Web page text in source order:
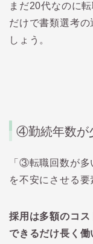
まだ20代なのに
だけで書類選考
しょう。
④勤続年数が
「 ③転職回数が多
を不安にさせる要
採用は多額のコ
できるだけ長く